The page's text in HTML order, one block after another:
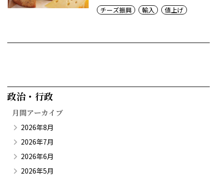
チーズ振興
輸入 値上げ
政治・行政​
月間アーカイブ
2026年8月
2026年7月
2026年6月
2026年5月